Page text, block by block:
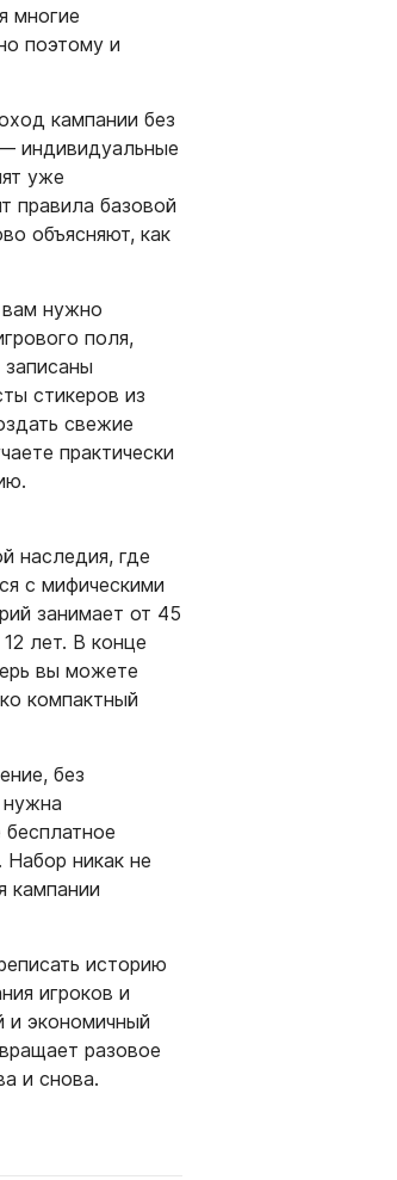
многие
поэтому и
кампании без
индивидуальные
уже
правила базовой
объясняют, как
вам нужно
поля,
стикеров из
свежие
практически
наследия, где
с мифическими
занимает от 45
лет. В конце
вы можете
компактный
без
никак не
кампании
историю
игроков и
и экономичный
разовое
и снова.